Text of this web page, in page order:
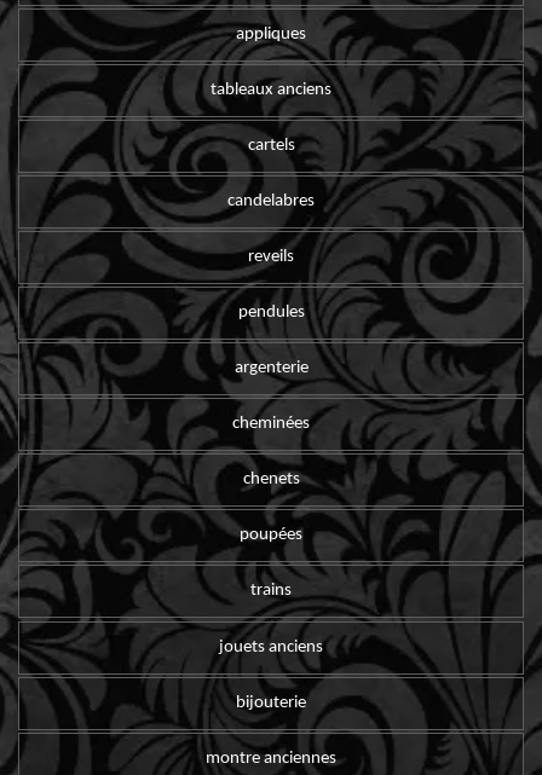
appliques
tableaux anciens
cartels
candelabres
reveils
pendules
argenterie
cheminées
chenets
poupées
trains
jouets anciens
bijouterie
montre anciennes